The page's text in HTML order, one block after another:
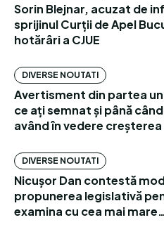
Sorin Blejnar, acuzat de
sprijinul Curții de Apel
hotărâri a CJUE
DIVERSE NOUTATI
Avertisment din partea
ce ați semnat și până
având în vedere
DIVERSE NOUTATI
Nicușor Dan contestă
propunerea legislativă
examina cu cea mai